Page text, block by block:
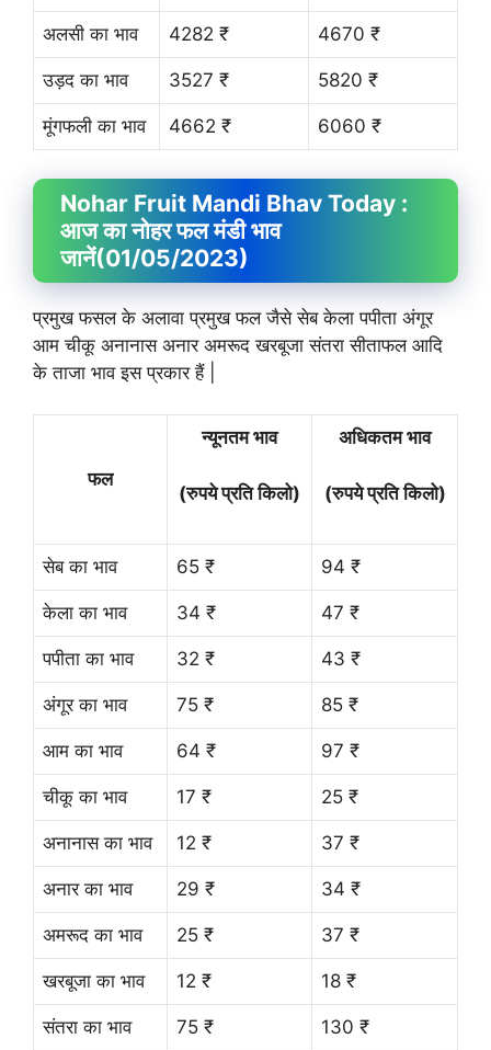
अलसी का भाव 4282 ₹ 4670 ₹
उड़द का भाव 3527 ₹ 5820 ₹
मूंगफली का भाव 4662 ₹ 6060 ₹
Nohar Fruit Mandi Bhav Today :
आज का नोहर फल मंडी भाव
जानें(01/05/2023)
प्रमुख फसल के अलावा प्रमुख फल जैसे सेब केला पपीता अंगूर
आम चीकू अनानास अनार अमरूद खरबूजा संतरा सीताफल आदि
के ताजा भाव इस प्रकार हैं |
फल
न्यूनतम भाव
(रुपये प्रति किलो)
अधिकतम भाव
(रुपये प्रति किलो)
सेब का भाव 65 ₹ 94 ₹
केला का भाव 34 ₹ 47 ₹
पपीता का भाव 32 ₹ 43 ₹
अंगूर का भाव 75 ₹ 85 ₹
आम का भाव 64 ₹ 97 ₹
चीकू का भाव 17 ₹ 25 ₹
अनानास का भाव 12 ₹ 37 ₹
अनार का भाव 29 ₹ 34 ₹
अमरूद का भाव 25 ₹ 37 ₹
खरबूजा का भाव 12 ₹ 18 ₹
संतरा का भाव 75 ₹ 130 ₹